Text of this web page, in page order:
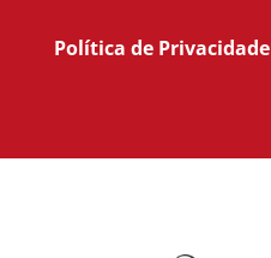
Política de Privacidade